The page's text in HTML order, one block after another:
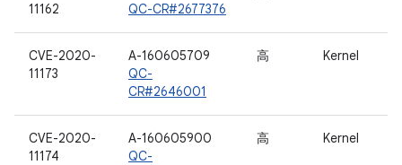
11162
QC-CR#2677376
CVE-2020-
11173
A-160605709
QC-
CR#2646001
高 Kernel
CVE-2020-
11174
A-160605900
QC-
高 Kernel